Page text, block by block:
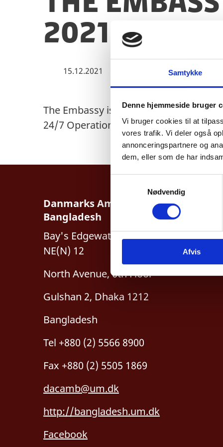
Samtykke
Denne hjemmeside bruger
Vi bruger cookies til at
vores trafik. Vi deler også
annonceringspartnere og
dem, eller som de har
m
k
v
l
Nødvendig
Afvis
2021 for
15.12.2021
The Embassy is closed 16 December
24/7 Operations Centre in
Danmarks Ambassade,
Bangladesh
Bay's Edgewater, Plot no.
NE(N) 12
North Avenue, 6th Floor
Gulshan 2, Dhaka 1212
Bangladesh
Tel +880 (2) 5566 8900
Fax +880 (2) 5505 1869
dacamb@um.dk
http://bangladesh.um.dk
Facebook